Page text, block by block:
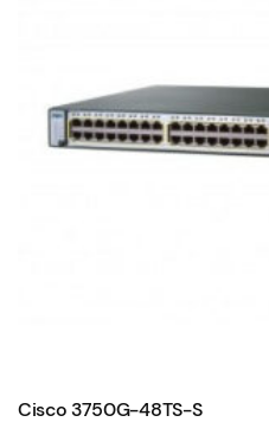
Cisco 3750G-48TS-S